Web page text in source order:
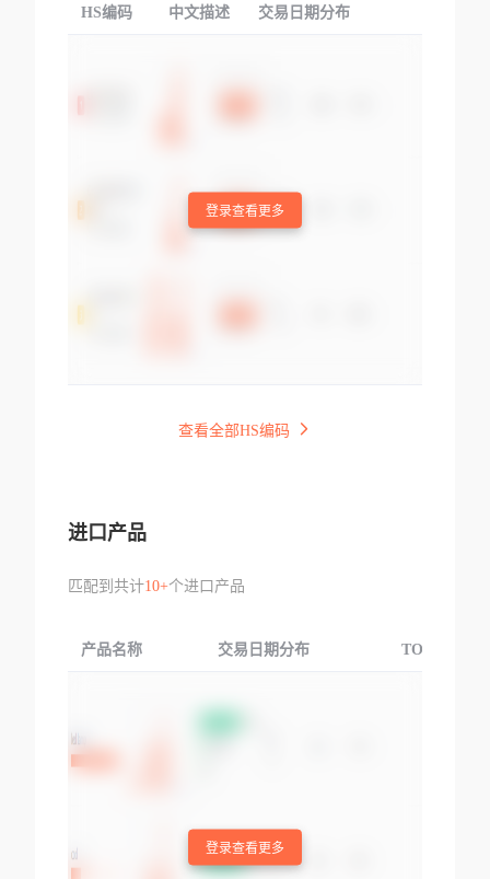
HS编码 中文描述 交易日期分布
登录查看更多
查看全部HS编码
进口产品
匹配到共计10+个进口产品
产品名称 交易日期分布 TOP3交易国
登录查看更多